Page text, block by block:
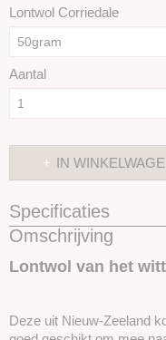
Lontwol Corriedale
Aantal
IN
Specificaties
Productcode
Omschrijving
Lontwol van het
Deze uit Nieuw-Zeeland